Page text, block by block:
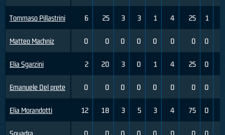
Tommaso Pillastrini
Matteo Machniz
Elia Sgarzini
Emanuele Del prete
Elia Morandotti
6 25 3 3 1 4 25 1
0 0 0 0 0 0 0 0
2 20 3 0 1 4 25 0
0 0 0 0 0 0 0 0
12 18 3 5 3 4 75 0